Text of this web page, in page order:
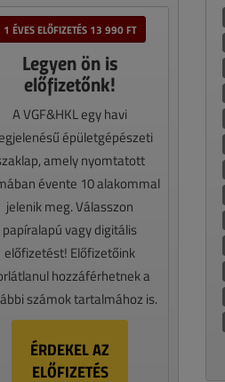
1 ÉVES ELŐFIZETÉS 13 990 FT
Legyen ön is
előfizetőnk!
A VGF&HKL egy havi
épületgépészeti
amely nyomtatott
évente 10 alakommal
jelenik meg. Válasszon
papíralapú vagy digitális
előfizetést! Előfizetőink
hozzáférhetnek a
számok tartalmához is.
ÉRDEKEL AZ
ELŐFIZETÉS